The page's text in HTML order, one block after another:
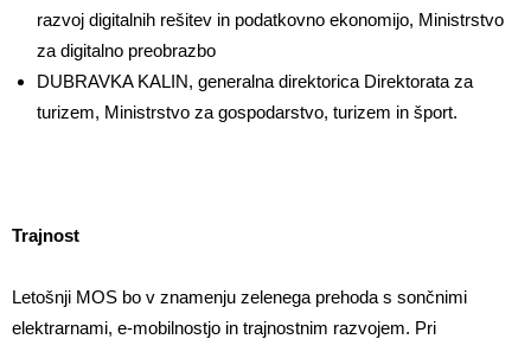
razvoj digitalnih rešitev in podatkovno ekonomijo, Ministrstvo
za digitalno preobrazbo
DUBRAVKA KALIN, generalna direktorica Direktorata za
turizem, Ministrstvo za gospodarstvo, turizem in šport.
Trajnost
Letošnji MOS bo v znamenju zelenega prehoda s sončnimi
elektrarnami, e-mobilnostjo in trajnostnim razvojem. Pri